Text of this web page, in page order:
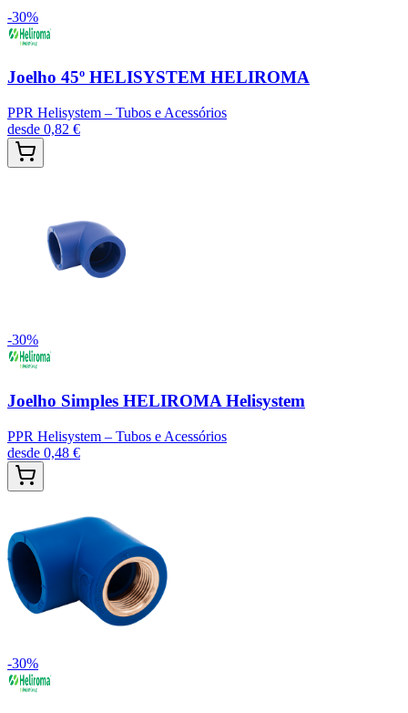
-30%
Joelho 45º HELISYSTEM HELIROMA
PPR Helisystem – Tubos e Acessórios
desde 0,82 €
-30%
Joelho Simples HELIROMA Helisystem
PPR Helisystem – Tubos e Acessórios
desde 0,48 €
-30%